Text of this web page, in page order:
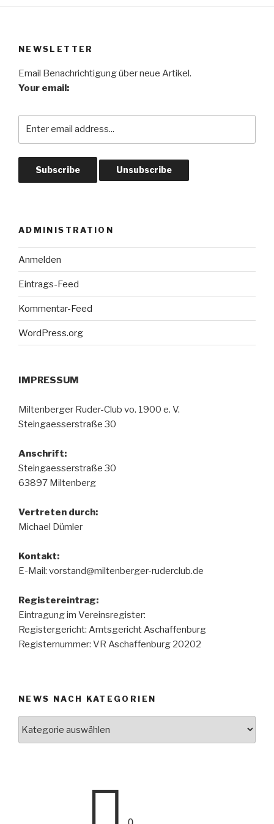
NEWSLETTER
Email Benachrichtigung über neue Artikel.
Your email:
ADMINISTRATION
Anmelden
Eintrags-Feed
Kommentar-Feed
WordPress.org
IMPRESSUM
Miltenberger Ruder-Club vo. 1900 e. V.
Steingaesserstraße 30
Anschrift:
Steingaesserstraße 30
63897 Miltenberg
Vertreten durch:
Michael Dümler
Kontakt:
E-Mail: vorstand@miltenberger-ruderclub.de
Registereintrag:
Eintragung im Vereinsregister:
Registergericht: Amtsgericht Aschaffenburg
Registernummer: VR Aschaffenburg 20202
NEWS NACH KATEGORIEN